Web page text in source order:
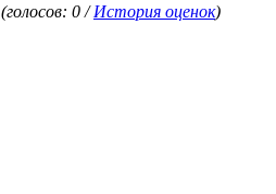
(голосов: 0 /История оценок)